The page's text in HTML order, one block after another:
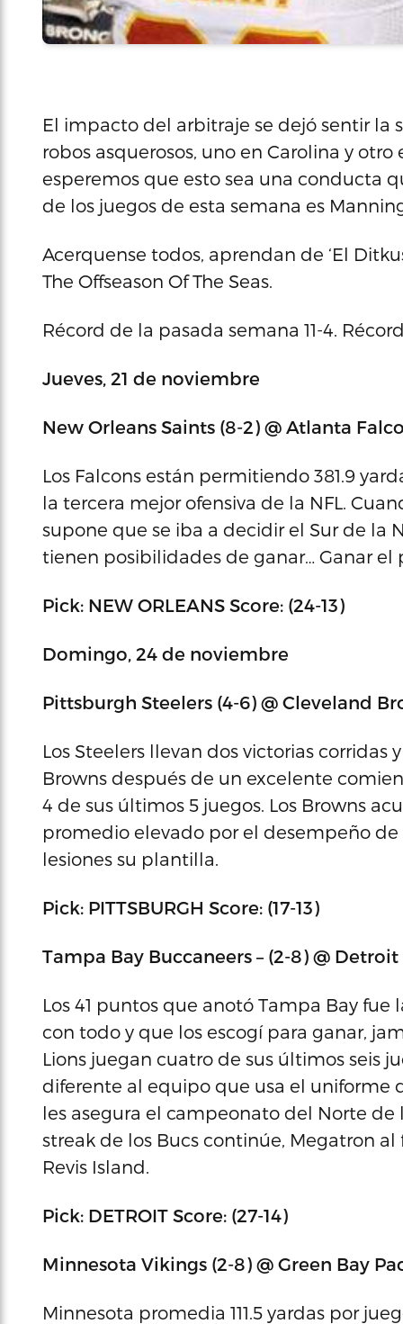
El impacto del arbitraje se dejó sentir la
robos asquerosos, uno en Carolina y
esperemos que esto sea una conducta
de los juegos de esta semana es
Acerquense todos, aprendan de ‘El
The Offseason Of The Seas.
Récord de la pasada semana 11-4.
Jueves, 21 de noviembre
New Orleans Saints (8-2) @ Atlanta
Los Falcons están permitiendo 381.9
la tercera mejor ofensiva de la NFL.
supone que se iba a decidir el Sur de la
tienen posibilidades de ganar… Ganar
Pick: NEW ORLEANS Score: (24-13)
Domingo, 24 de noviembre
Pittsburgh Steelers (4-6) @ Cleveland
Los Steelers llevan dos victorias corridas
Browns después de un excelente
4 de sus últimos 5 juegos. Los Browns
promedio elevado por el desempeño
lesiones su plantilla.
Pick: PITTSBURGH Score: (17-13)
Tampa Bay Buccaneers – (2-8) @ Detroit
Los 41 puntos que anotó Tampa Bay
con todo y que los escogí para ganar,
Lions juegan cuatro de sus últimos seis
diferente al equipo que usa el uniforme
les asegura el campeonato del Norte
streak de los Bucs continúe, Megatron
Revis Island.
Pick: DETROIT Score: (27-14)
Minnesota Vikings (2-8) @ Green Bay
Minnesota promedia 111.5 yardas por